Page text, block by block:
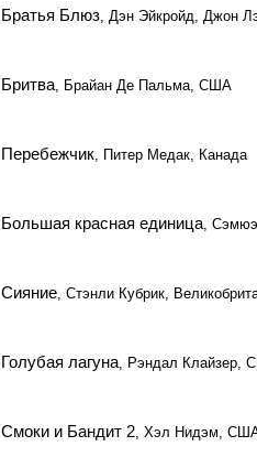
Братья Блюз, Дэн Эйкройд, Джон
Бритва, Брайан Де Пальма, США
Перебежчик, Питер Медак, Канада
Большая красная единица,
Сияние, Стэнли Кубрик,
Голубая лагуна, Рэндал Клайзер,
Смоки и Бандит 2, Хэл Нидэм,